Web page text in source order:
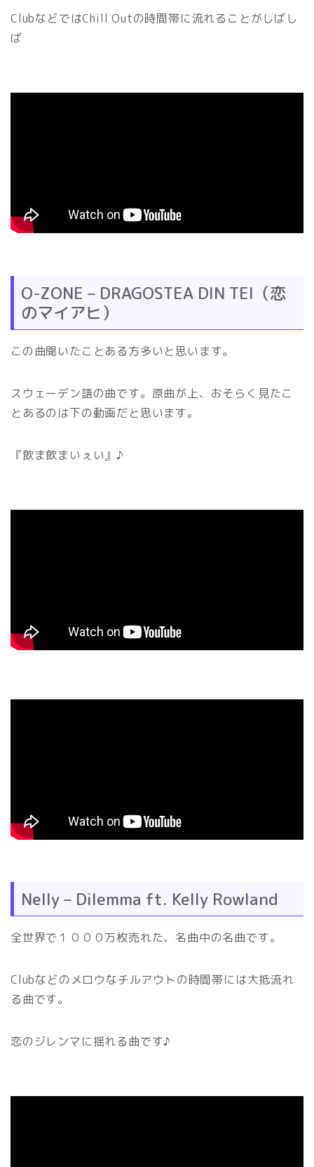
ClubなどではChill Outの時間帯に流れることがしばし
ば
O-ZONE – DRAGOSTEA DIN TEI（恋
のマイアヒ）
この曲聞いたことある方多いと思います。
スウェーデン語の曲です。原曲が上、おそらく見たこ
とあるのは下の動画だと思います。
『飲ま飲まいぇい』♪
Nelly – Dilemma ft. Kelly Rowland
全世界で１０００万枚売れた、名曲中の名曲です。
Clubなどのメロウなチルアウトの時間帯には大抵流れ
る曲です。
恋のジレンマに揺れる曲です♪